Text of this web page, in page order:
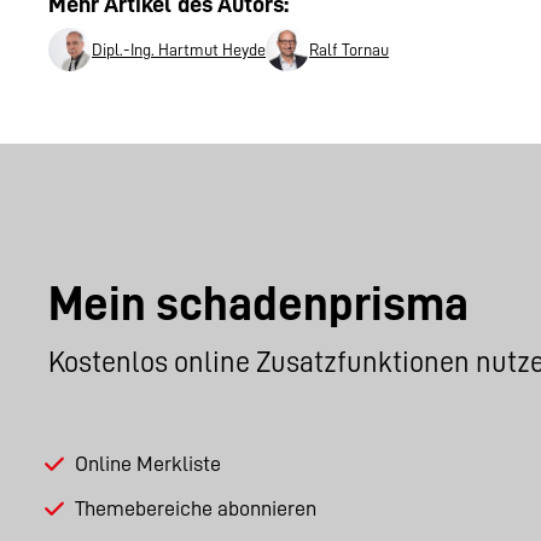
Dipl.-Ing. Hartmut Heyde Ralf Tornau
Mein schadenprisma
Kostenlos online Zusatzfunktionen
Online Merkliste
Themebereiche abonnieren